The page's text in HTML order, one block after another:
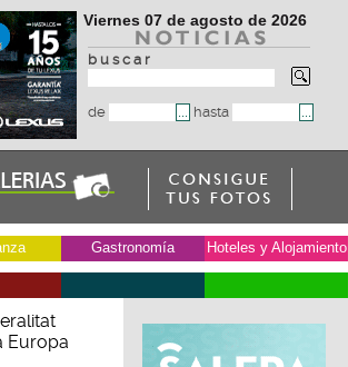
Viernes 07 de agosto de 2026
b u s c a r
de hasta
Gastronomía Hoteles y Alojamiento
Europa